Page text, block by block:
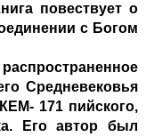
повествует о
с Богом
Средневековья
171 пийского,
Его автор был